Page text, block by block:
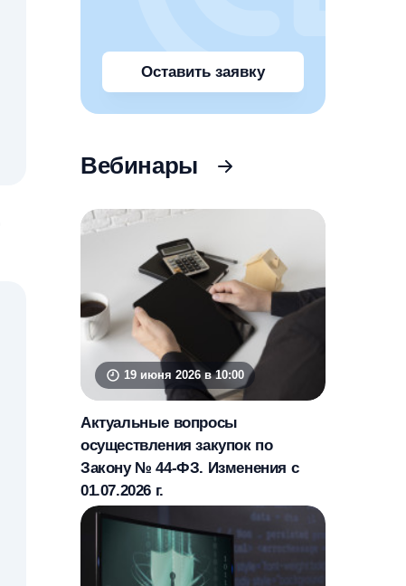
Оставить заявку
Вебинары
19 июня 2026 в 10:00
Актуальные вопросы
осуществления закупок по
Закону № 44-ФЗ. Изменения с
01.07.2026 г.